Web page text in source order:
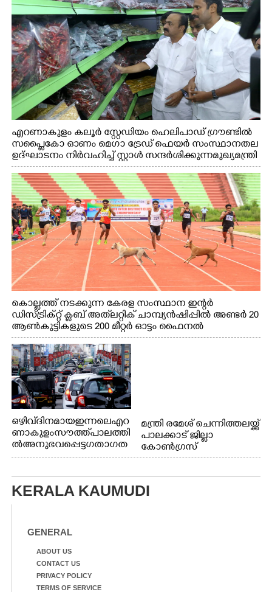
എറണാകുളം കലൂർ സ്റ്റേഡിയം ഹെലിപാഡ് ഗ്രൗണ്ടിൽ
സപ്ളൈകോ ഓണം മെഗാ ട്രേഡ് ഫെയർ സംസ്ഥാനതല
ഉദ്ഘാടനം നിർവഹിച്ച് സ്റ്റാൾ സന്ദർശിക്കുന്ന മുഖ്യമന്ത്രി
വി.ഡി. സതീശൻ. മന്ത്രി അനൂപ് ജേക്കബ് സമീപം
കൊല്ലത്ത് നടക്കുന്ന കേരള സംസ്ഥാന ഇന്റർ
ഡിസ്ട്രിക്റ്റ് ക്ലബ് അത്‌ലറ്റിക് ചാമ്പ്യൻഷിപ്പിൽ അണ്ടർ 20
ആൺകുട്ടികളുടെ 200 മീറ്റർ ഓട്ടം ഫൈനൽ
മത്സരത്തിനിടെ സിന്തറ്റിക് ട്രാക്കിന് കുറുകെ ഓടുന്ന
നായകൾ.
ഒഴിവ് ദിനമായ ഇന്നലെ എറ
ണാകുളം സൗത്ത് പാലത്തി
ൽ അനുഭവപ്പെട്ട ഗതാഗത
ക്കുരുക്ക്
മന്ത്രി രമേശ് ചെന്നിത്തലയ്ക്ക്
പാലക്കാട് ജില്ലാ
കോൺഗ്രസ്
KERALA KAUMUDI
GENERAL
ABOUT US
CONTACT US
PRIVACY POLICY
TERMS OF SERVICE